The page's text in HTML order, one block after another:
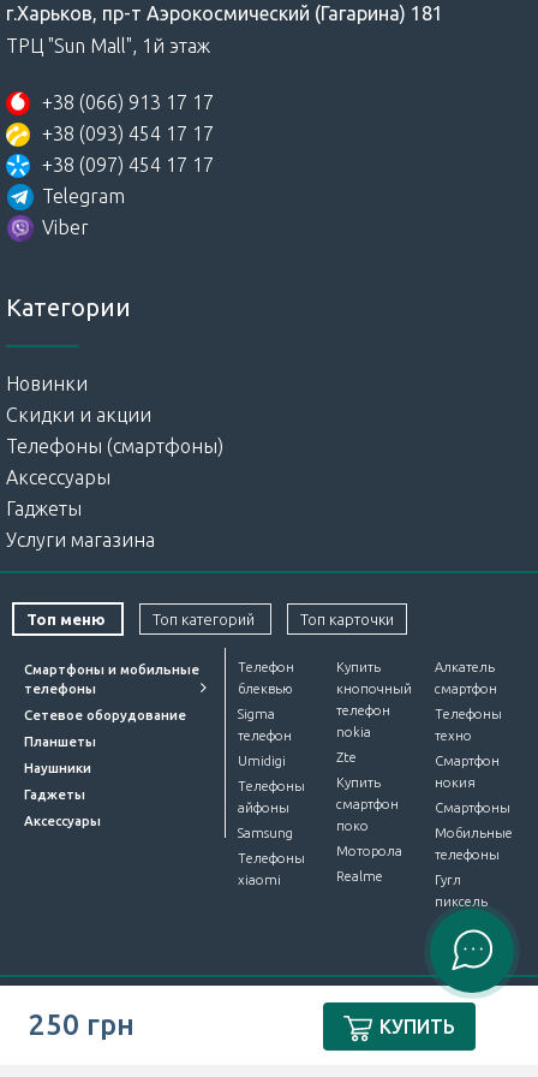
250 грн КУПИТЬ
г.Харьков, пр-т Аэрокосмический (Гагарина) 181
ТРЦ "Sun Mall", 1й этаж
+38 (066) 913 17 17
+38 (093) 454 17 17
+38 (097) 454 17 17
Telegram
Viber
Категории
Новинки
Скидки и акции
Телефоны (смартфоны)
Аксессуары
Гаджеты
Услуги магазина
Топ меню Топ категорий Топ карточки
Смартфоны и мобильные
телефоны
Сетевое оборудование
Планшеты
Наушники
Гаджеты
Аксессуары
Телефон
блеквью
Sigma
телефон
Umidigi
Телефоны
айфоны
Samsung
Телефоны
xiaomi
Купить
кнопочный
телефон
nokia
Zte
Купить
смартфон
поко
Моторола
Realme
Алкатель
смартфон
Телефоны
техно
Смартфон
нокия
Смартфоны
Мобильные
телефоны
Гугл
пиксель
Интернет-магазин Device Market © 2012-2026. Все права
ПУБЛІЧНА ОФЕРТА.